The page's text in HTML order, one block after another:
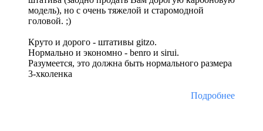
модель), но с очень тяжелой и старомодной
головой. ;)
Круто и дорого - штативы gitzo.
Нормально и экономно - benro и sirui.
Разумеется, это должна быть нормального размера
3-хколенка
Подробнее